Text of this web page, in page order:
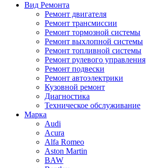
Вид Ремонта
Ремонт двигателя
Ремонт трансмиссии
Ремонт тормозной системы
Ремонт выхлопной системы
Ремонт топливной системы
Ремонт рулевого управления
Ремонт подвески
Ремонт автоэлектрики
Кузовной ремонт
Диагностика
Техническое обслуживание
Марка
Audi
Acura
Alfa Romeo
Aston Martin
BAW